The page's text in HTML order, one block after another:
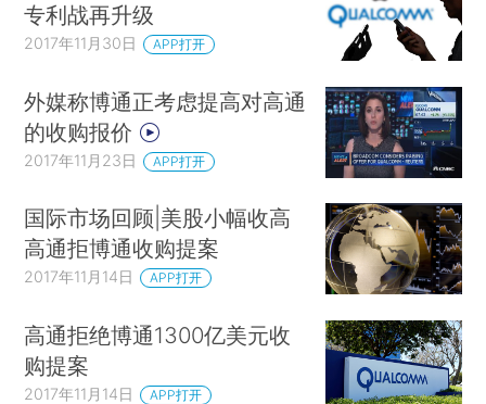
专利战再升级
2017年11月30日 APP打开
外媒称博通正考虑提高对高通
的收购报价
2017年11月23日 APP打开
国际市场回顾|美股小幅收高
高通拒博通收购提案
2017年11月14日 APP打开
高通拒绝博通1300亿美元收
购提案
2017年11月14日 APP打开